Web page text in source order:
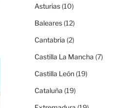
Asturias(10)
Baleares(12)
Cantabria (2)
Castilla La Mancha (7)
Castilla León(19)
Cataluña (19)